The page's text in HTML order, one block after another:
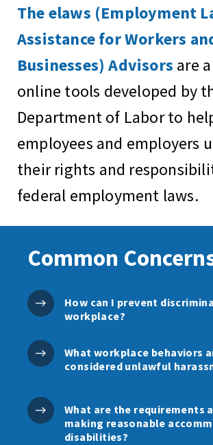
The elaws (Employment
Assistance for Workers
Businesses) Advisors are
online tools developed by
Department of Labor to
employees and employers
their rights and
federal employment laws.
Common
How can I prevent
workplace?
What workplace behaviors
considered unlawful
What are the requirements
making reasonable
disabilities?